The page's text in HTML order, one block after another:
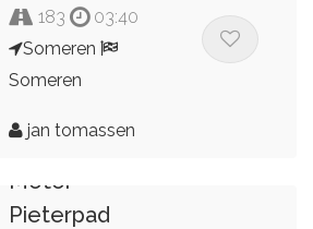
183
03:40
Someren
Someren
jan tomassen
Motor
Pieterpad